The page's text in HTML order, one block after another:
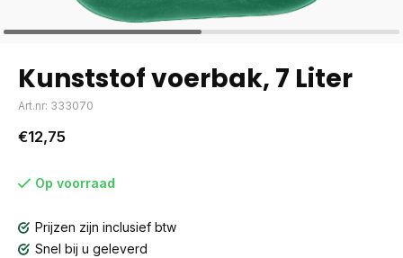
Kunststof voerbak, 7 Liter
Art.nr: 333070
€12,75
Op voorraad
Prijzen zijn inclusief btw
Snel bij u geleverd